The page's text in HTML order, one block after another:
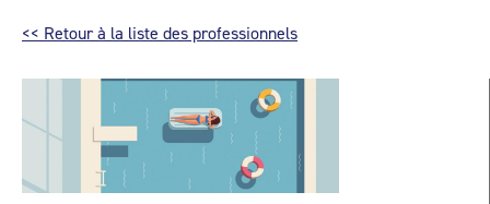
<< Retour à la liste des professionnels